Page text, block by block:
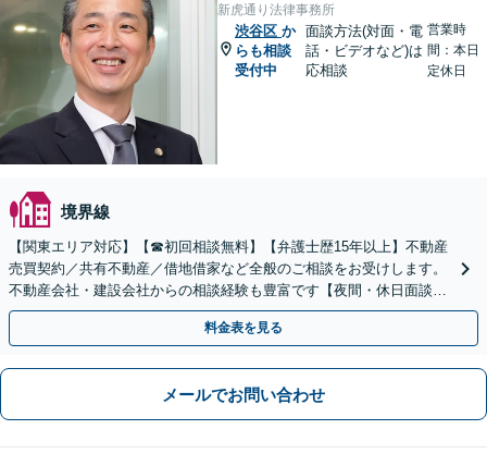
新虎通り法律事務所
渋谷区 か
らも相談
受付中
面談方法(対面・電
話・ビデオなど)は
応相談
営業時
間：本日
定休日
境界線
【関東エリア対応】【☎︎初回相談無料】【弁護士歴15年以上】不動産
売買契約／共有不動産／借地借家など全般のご相談をお受けします。
不動産会社・建設会社からの相談経験も豊富です【夜間・休日面談】
【電話／Zoom相談可】
料金表を見る
メールでお問い合わせ